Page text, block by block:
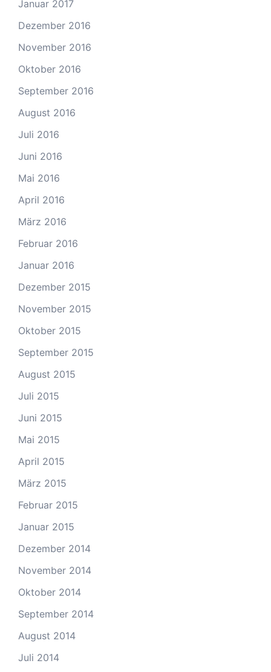
Januar 2017
Dezember 2016
November 2016
Oktober 2016
September 2016
August 2016
Juli 2016
Juni 2016
Mai 2016
April 2016
März 2016
Februar 2016
Januar 2016
Dezember 2015
November 2015
Oktober 2015
September 2015
August 2015
Juli 2015
Juni 2015
Mai 2015
April 2015
März 2015
Februar 2015
Januar 2015
Dezember 2014
November 2014
Oktober 2014
September 2014
August 2014
Juli 2014